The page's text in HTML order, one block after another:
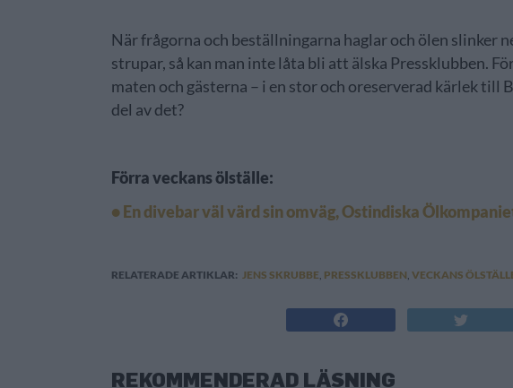
När frågorna och beställningarna haglar och ölen slinker
strupar, så kan man inte låta bli att älska Pressklubben.
maten och gästerna – i en stor och oreserverad kärlek till
del av det?
Förra veckans ölställe:
• En divebar väl värd sin omväg, Ostindiska
RELATERADE ARTIKLAR: JENS SKRUBBE PRESSKLUBBEN ,VECKANS
REKOMMENDERAD LÄSNING